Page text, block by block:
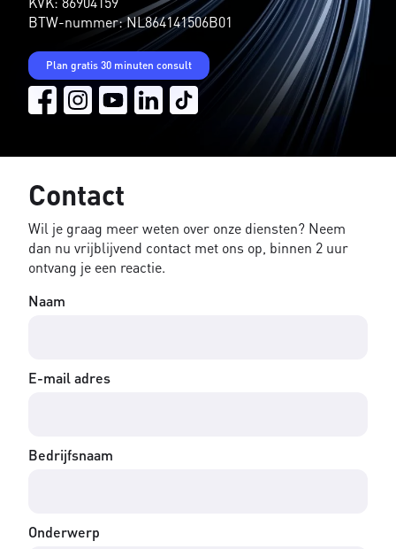
BTW-nummer: NL864141506B01
Plan gratis 30 minuten consult
Contact
Wil je graag meer weten over onze diensten? Neem
dan nu vrijblijvend contact met ons op, binnen 2 uur
ontvang je een reactie.
Naam
E-mail adres
Bedrijfsnaam
Onderwerp